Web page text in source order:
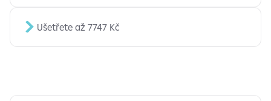
Ušetřete až 7747 Kč